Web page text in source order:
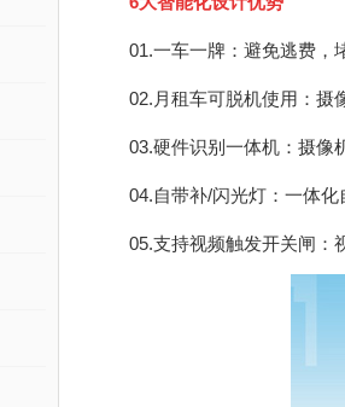
01.一车一牌：避免逃费，
02.月租车可脱机使用：摄
03.硬件识别一体机：摄像
04.自带补/闪光灯：一体化
05.支持视频触发开关闸：